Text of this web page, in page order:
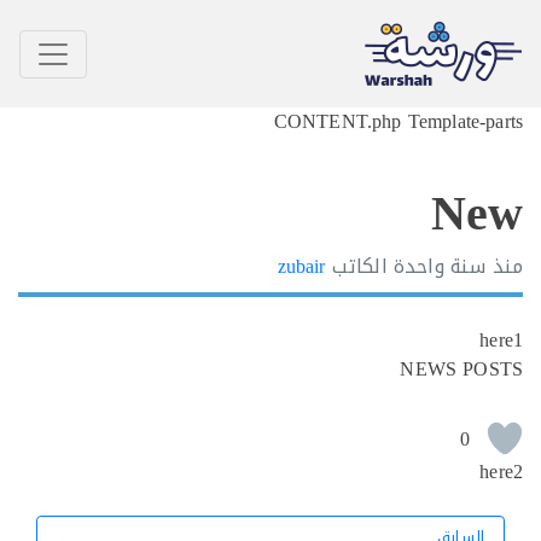
CONTENT.php
سنة واحدةالكاتبzubair
NEWS
0